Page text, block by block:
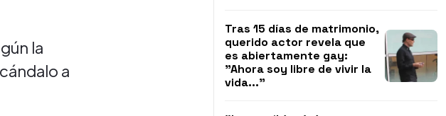
la
a
Tras 15 días de matrimonio,
querido actor revela que
es abiertamente gay:
"Ahora soy libre de vivir la
vida..."